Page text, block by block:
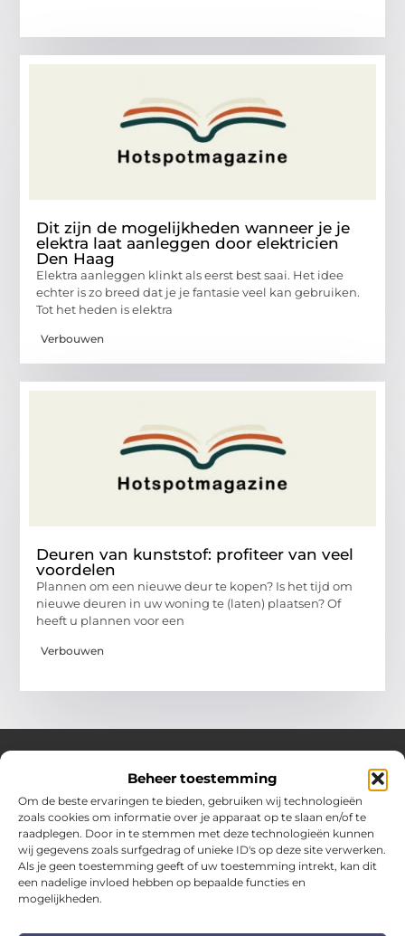
Beheer toestemming
Om de beste ervaringen te bieden, gebruiken wij technologieën
zoals cookies om informatie over je apparaat op te slaan en/of te
raadplegen. Door in te stemmen met deze technologieën kunnen
wij gegevens zoals surfgedrag of unieke ID's op deze site verwerken.
Als je geen toestemming geeft of uw toestemming intrekt, kan dit
een nadelige invloed hebben op bepaalde functies en
mogelijkheden.
Dit zijn de mogelijkheden wanneer je je
elektra laat aanleggen door elektricien
Den Haag
Elektra aanleggen klinkt als eerst best saai. Het idee
echter is zo breed dat je je fantasie veel kan gebruiken.
Tot het heden is elektra
Verbouwen
Deuren van kunststof: profiteer van veel
voordelen
Plannen om een nieuwe deur te kopen? Is het tijd om
nieuwe deuren in uw woning te (laten) plaatsen? Of
heeft u plannen voor een
Verbouwen
Over Hotspotmagazine
Jouw bron voor inspiratie en handige tips voor het
dagelijks leven.
Verken een uitgebreide selectie blogs en artikelen
boordevol praktische adviezen en verrassende inzichten
om het beste uit elke dag te halen.